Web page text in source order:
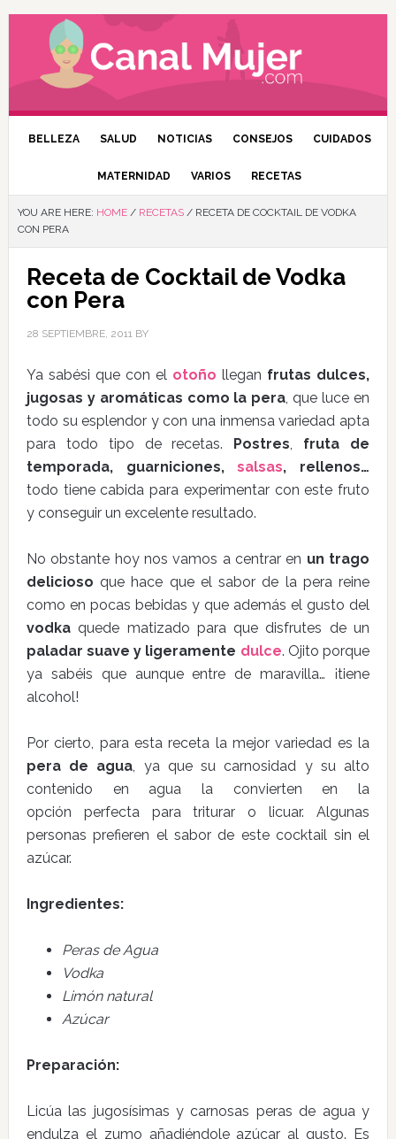
BELLEZA SALUD NOTICIAS CONSEJOS CUIDADOS
MATERNIDAD VARIOS RECETAS
YOU ARE HERE: HOME / RECETAS /RECETA DE COCKTAIL DE VODKA
CON PERA
Receta de Cocktail de Vodka
con Pera
28 SEPTIEMBRE, 2011BY
Ya sabési que con el otoño llegan frutas dulces,
jugosas y aromáticas como la pera, que luce en
todo su esplendor y con una inmensa variedad apta
para todo tipo de recetas. Postres, fruta de
temporada, guarniciones,salsas, rellenos…
todo tiene cabida para experimentar con este fruto
y conseguir un excelente resultado.
No obstante hoy nos vamos a centrar en un trago
delicioso que hace que el sabor de la pera reine
como en pocas bebidas y que además el gusto del
vodkaquede matizado para que disfrutes de un
paladar suave y ligeramente dulce. Ojito porque
ya sabéis que aunque entre de maravilla… ¡tiene
alcohol!
Por cierto, para esta receta la mejor variedad es la
pera de agua, ya que su carnosidad y su alto
contenido en agua la convierten en la
opción perfecta para triturar o licuar. Algunas
personas prefieren el sabor de este cocktail sin el
azúcar.
Ingredientes:
Peras de Agua
Vodka
Limón natural
Azúcar
Preparación:
Licúa las jugosísimas y carnosas peras de agua y
endulza el zumo añadiéndole azúcar al gusto. Es